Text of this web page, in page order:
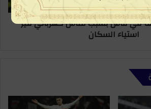
في فاس بسبب تماس كهربائي تثير
استياء السكان